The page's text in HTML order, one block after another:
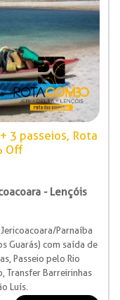
3 passeios, Rota
Off
- Lençóis
Parnaíba
Guarás) com saída de
Passeio pelo Rio
Transfer Barreirinhas
Luís.